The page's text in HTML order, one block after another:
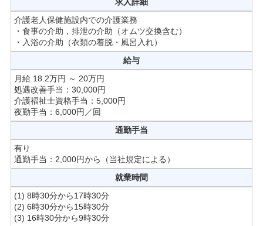
介護老人保健施設内での介護業務
・食事の介助，排泄の介助（オムツ交換含む）
・入浴の介助（衣類の着脱・風呂入れ）
給与
月給 18.2万円 ～ 20万円
処遇改善手当：30,000円
介護福祉士資格手当：5,000円
夜勤手当：6,000円／回
通勤手当
有り
通勤手当：2,000円から（当社規定による）
就業時間
(1) 8時30分から17時30分
(2) 6時30分から15時30分
(3) 16時30分から9時30分